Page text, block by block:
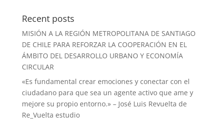
Recent posts
MISIÓN A LA REGIÓN METROPOLITANA DE SANTIAGO
DE CHILE PARA REFORZAR LA COOPERACIÓN EN EL
ÁMBITO DEL DESARROLLO URBANO Y ECONOMÍA
CIRCULAR
«Es fundamental crear emociones y conectar con el
ciudadano para que sea un agente activo que ame y
mejore su propio entorno.» – José Luis Revuelta de
Re_Vuelta estudio